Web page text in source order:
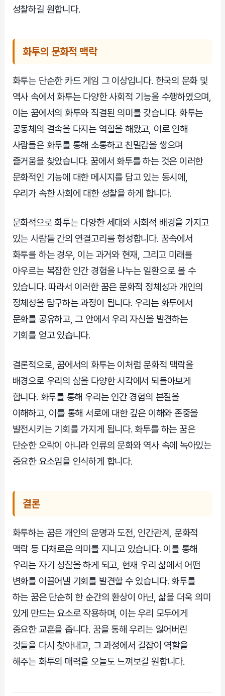
성찰하길 원합니다.
화투의 문화적 맥락
화투는 단순한 카드 게임 그 이상입니다. 한국의 문화 및
역사 속에서 화투는 다양한 사회적 기능을 수행하였으며,
이는 꿈에서의 화투와 직결된 의미를 갖습니다. 화투는
공동체의 결속을 다지는 역할을 해왔고, 이로 인해
사람들은 화투를 통해 소통하고 친밀감을 쌓으며
즐거움을 찾았습니다. 꿈에서 화투를 하는 것은 이러한
문화적인 기능에 대한 메시지를 담고 있는 동시에,
우리가 속한 사회에 대한 성찰을 하게 합니다.
문화적으로 화투는 다양한 세대와 사회적 배경을 가지고
있는 사람들 간의 연결고리를 형성합니다. 꿈속에서
화투를 하는 경우, 이는 과거와 현재, 그리고 미래를
아우르는 복잡한 인간 경험을 나누는 일환으로 볼 수
있습니다. 따라서 이러한 꿈은 문화적 정체성과 개인의
정체성을 탐구하는 과정이 됩니다. 우리는 화투에서
문화를 공유하고, 그 안에서 우리 자신을 발견하는
기회를 얻고 있습니다.
결론적으로, 꿈에서의 화투는 이처럼 문화적 맥락을
배경으로 우리의 삶을 다양한 시각에서 되돌아보게
합니다. 화투를 통해 우리는 인간 경험의 본질을
이해하고, 이를 통해 서로에 대한 깊은 이해와 존중을
발전시키는 기회를 가지게 됩니다. 화투를 하는 꿈은
단순한 오락이 아니라 인류의 문화와 역사 속에 녹아있는
중요한 요소임을 인식하게 합니다.
결론
화투하는 꿈은 개인의 운명과 도전, 인간관계, 문화적
맥락 등 다채로운 의미를 지니고 있습니다. 이를 통해
우리는 자기 성찰을 하게 되고, 현재 우리 삶에서 어떤
변화를 이끌어낼 기회를 발견할 수 있습니다. 화투를
하는 꿈은 단순히 한 순간의 환상이 아닌, 삶을 더욱 의미
있게 만드는 요소로 작용하며, 이는 우리 모두에게
중요한 교훈을 줍니다. 꿈을 통해 우리는 잃어버린
것들을 다시 찾아내고, 그 과정에서 길잡이 역할을
해주는 화투의 매력을 오늘도 느껴보길 원합니다.